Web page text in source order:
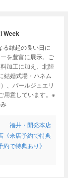
Week
る縁起の良い日に
を豊富に展示。ご
加工に加え、北陸
結婚式場・ハネム
、パールジュエリ
用意しています。※
福井・開発本店
《来店予約で特典
で特典あり》